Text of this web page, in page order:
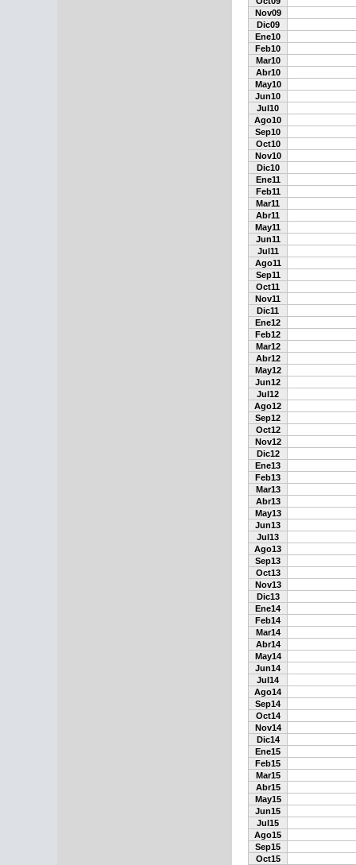
Nov09
Dic09
Ene10
Feb10
Mar10
Abr10
May10
Jun10
Jul10
Ago10
Sep10
Oct10
Nov10
Dic10
Ene11
Feb11
Mar11
Abr11
May11
Jun11
Jul11
Ago11
Sep11
Oct11
Nov11
Dic11
Ene12
Feb12
Mar12
Abr12
May12
Jun12
Jul12
Ago12
Sep12
Oct12
Nov12
Dic12
Ene13
Feb13
Mar13
Abr13
May13
Jun13
Jul13
Ago13
Sep13
Oct13
Nov13
Dic13
Ene14
Feb14
Mar14
Abr14
May14
Jun14
Jul14
Ago14
Sep14
Oct14
Nov14
Dic14
Ene15
Feb15
Mar15
Abr15
May15
Jun15
Jul15
Ago15
Sep15
Oct15